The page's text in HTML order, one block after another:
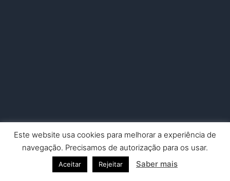
Copyright © 2026 Nuno Picado Fotografia | Powered byAstra
WordPress Theme
Este website usa cookies para melhorar a experiência de
navegação. Precisamos de autorização para os usar.
Aceitar Rejeitar Saber mais